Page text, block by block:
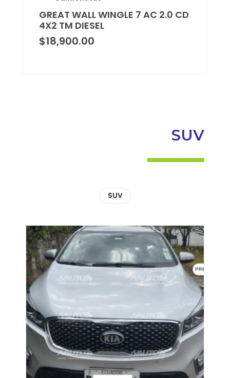
GREAT WALL WINGLE 7 AC 2.0 CD
4X2 TM DIESEL
$18,900.00
SUV
SUV